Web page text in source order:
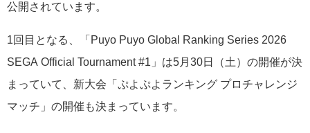
公開されています。
1回目となる、「Puyo Puyo Global Ranking Series 2026
SEGA Official Tournament #1」は5月30日（土）の開催が決
まっていて、新大会「ぷよぷよランキング プロチャレンジ
マッチ」の開催も決まっています。